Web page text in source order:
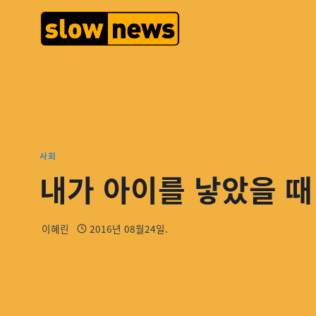
사회
내가 아이를 낳았을 때
이혜린 2016년 08월24일.